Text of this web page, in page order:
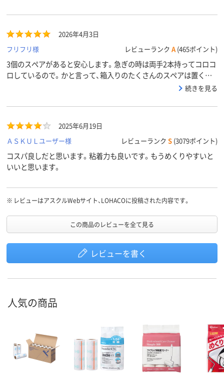
2026年4月3日
フリフリ様
レビューランク A (465ポイント)
3個のスペアがあると安心します。急ぎの時は両手2本持ってコロコ
ロしているので。かと言って、箱入りのたくさんのスペアは置く場
所がないので、まめに購入する頻度で、うちは良いです。 続きを見る
2025年6月19日
ＡＳＫＵＬユーザー様
レビューランク S (3079ポイント)
コスパ良しだと思います。粘着力も良いです。もうめくりやすいと
いいと思います。
※ レビューはアスクルWebサイト、LOHACOに投稿された内容です。
この商品のレビューを全て見る
レビューを書く
人気の商品